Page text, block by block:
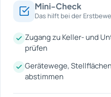
Mini-Check
Das hilft bei der
Zugang zu Keller- und
prüfen
Gerätewege,
abstimmen